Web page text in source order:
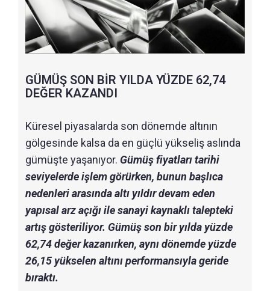
GÜMÜŞ SON BİR YILDA YÜZDE 62,74
DEĞER KAZANDI
Küresel piyasalarda son dönemde altının
gölgesinde kalsa da en güçlü yükseliş aslında
gümüşte yaşanıyor. Gümüş fiyatları tarihi
seviyelerde işlem görürken, bunun başlıca
nedenleri arasında altı yıldır devam eden
yapısal arz açığı ile sanayi kaynaklı talepteki
artış gösteriliyor. Gümüş son bir yılda yüzde
62,74 değer kazanırken, aynı dönemde yüzde
26,15 yükselen altını performansıyla geride
bıraktı.